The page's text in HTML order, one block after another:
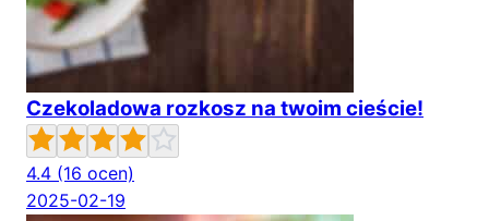
Czekoladowa rozkosz na twoim cieście!
4.4 (16 ocen)
2025-02-19